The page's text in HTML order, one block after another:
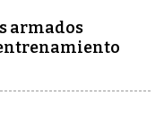
armados